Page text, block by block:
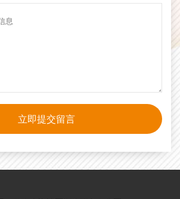
立即提交留言